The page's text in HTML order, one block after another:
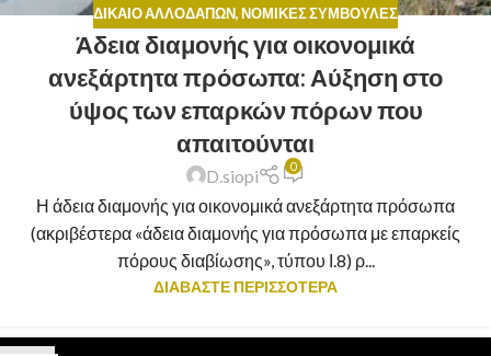
ΔΊΚΑΙΟ ΑΛΛΟΔΑΠΏΝ,ΝΟΜΙΚΈΣ ΣΥΜΒΟΥΛΈΣ
Άδεια διαμονής για οικονομικά
ανεξάρτητα πρόσωπα: Αύξηση στο
ύψος των επαρκών πόρων που
απαιτούνται
D.siopi 0
Η άδεια διαμονής για οικονομικά ανεξάρτητα πρόσωπα
(ακριβέστερα «άδεια διαμονής για πρόσωπα με επαρκείς
πόρους διαβίωσης», τύπου Ι.8) ρ...
ΔΙΑΒΑΣΤΕ ΠΕΡΙΣΣΟΤΕΡΑ